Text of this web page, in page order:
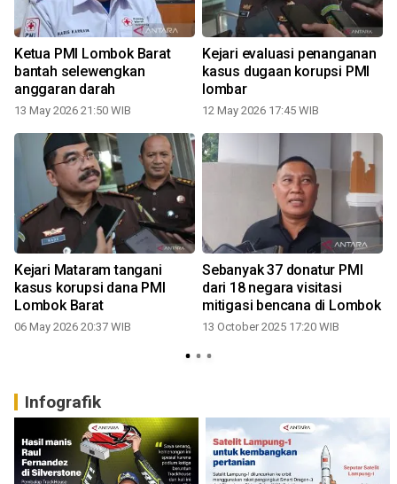
Ketua PMI Lombok Barat
bantah selewengkan
anggaran darah
13 May 2026 21:50 WIB
Kejari evaluasi penanganan
kasus dugaan korupsi PMI
lombar
12 May 2026 17:45 WIB
Kejari Mataram tangani
kasus korupsi dana PMI
Lombok Barat
06 May 2026 20:37 WIB
Sebanyak 37 donatur PMI
dari 18 negara visitasi
mitigasi bencana di Lombok
13 October 2025 17:20 WIB
Infografik